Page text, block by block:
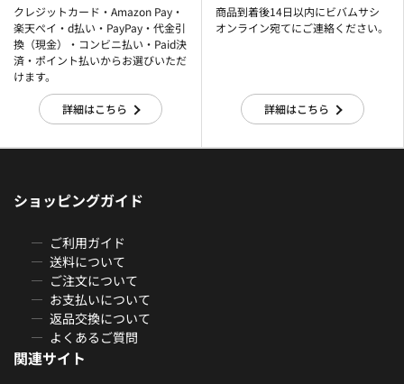
クレジットカード・Amazon Pay・
楽天ぺイ・d払い・PayPay・代金引
換（現金）・コンビニ払い・Paid決
済・ポイント払いからお選びいただ
けます。
詳細はこちら
商品到着後14日以内にビバムサシ
オンライン宛てにご連絡ください。
詳細はこちら
ショッピングガイド
ご利用ガイド
送料について
ご注文について
お支払いについて
返品交換について
よくあるご質問
関連サイト